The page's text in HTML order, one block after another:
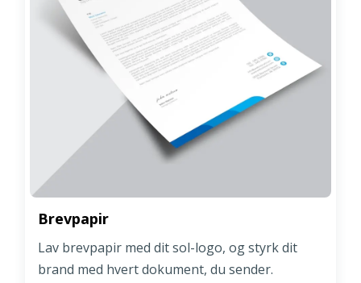
Brevpapir
Lav brevpapir med dit sol-logo, og styrk dit
brand med hvert dokument, du sender.